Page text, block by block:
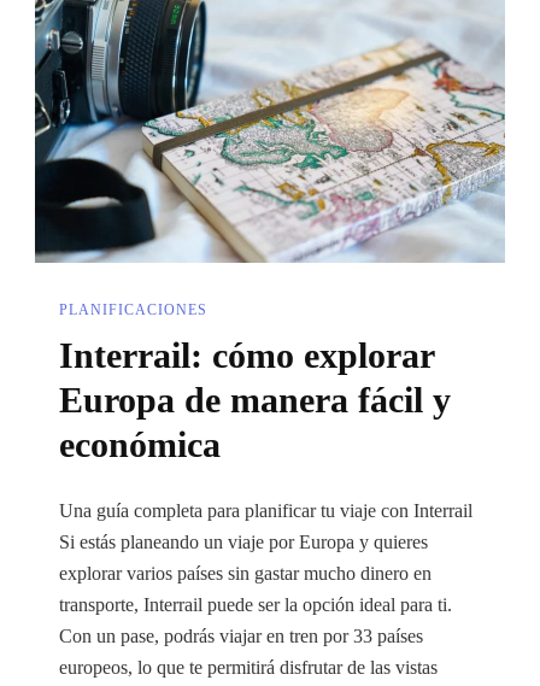
PLANIFICACIONES
Interrail: cómo explorar
Europa de manera fácil y
económica
Una guía completa para planificar tu viaje con Interrail
Si estás planeando un viaje por Europa y quieres
explorar varios países sin gastar mucho dinero en
transporte, Interrail puede ser la opción ideal para ti.
Con un pase, podrás viajar en tren por 33 países
europeos, lo que te permitirá disfrutar de las vistas